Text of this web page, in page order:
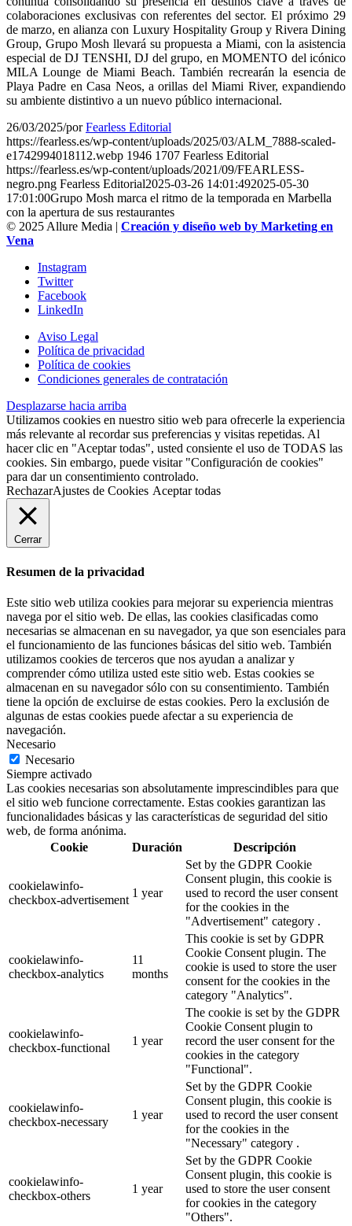
colaboraciones exclusivas con referentes del sector. El próximo 29
de marzo, en alianza con Luxury Hospitality Group y Rivera Dining
Group, Grupo Mosh llevará su propuesta a Miami, con la asistencia
especial de DJ TENSHI, DJ del grupo, en MOMENTO del icónico
MILA Lounge de Miami Beach. También recrearán la esencia de
Playa Padre en Casa Neos, a orillas del Miami River, expandiendo
su ambiente distintivo a un nuevo público internacional.
26/03/2025/porFearless Editorial
https://fearless.es/wp-content/uploads/2025/03/ALM_7888-scaled-
e1742994018112.webp 1946 1707 Fearless Editorial
https://fearless.es/wp-content/uploads/2021/09/FEARLESS-
negro.png Fearless Editorial2025-03-26 14:01:492025-05-30
17:01:00Grupo Mosh marca el ritmo de la temporada en Marbella
con la apertura de sus restaurantes
© 2025 Allure Media | Creación y diseño web by Marketing en
Vena
Instagram
Twitter
Facebook
LinkedIn
Aviso Legal
Política de privacidad
Política de cookies
Condiciones generales de contratación
Desplazarse hacia arriba
Utilizamos cookies en nuestro sitio web para ofrecerle la experiencia
más relevante al recordar sus preferencias y visitas repetidas. Al
hacer clic en "Aceptar todas", usted consiente el uso de TODAS las
cookies. Sin embargo, puede visitar "Configuración de cookies"
para dar un consentimiento controlado.
RechazarAjustes de Cookies Aceptar todas
Cerrar
Resumen de la privacidad
Este sitio web utiliza cookies para mejorar su experiencia mientras
navega por el sitio web. De ellas, las cookies clasificadas como
necesarias se almacenan en su navegador, ya que son esenciales para
el funcionamiento de las funciones básicas del sitio web. También
utilizamos cookies de terceros que nos ayudan a analizar y
comprender cómo utiliza usted este sitio web. Estas cookies se
almacenan en su navegador sólo con su consentimiento. También
tiene la opción de excluirse de estas cookies. Pero la exclusión de
algunas de estas cookies puede afectar a su experiencia de
navegación.
Necesario
Necesario
Siempre activado
Las cookies necesarias son absolutamente imprescindibles para que
el sitio web funcione correctamente. Estas cookies garantizan las
funcionalidades básicas y las características de seguridad del sitio
web, de forma anónima.
Cookie
Duración Descripción
cookielawinfo-
checkbox-advertisement
1 year
Set by the GDPR Cookie
Consent plugin, this cookie is
used to record the user consent
for the cookies in the
"Advertisement" category .
cookielawinfo-
checkbox-analytics
11
months
This cookie is set by GDPR
Cookie Consent plugin. The
cookie is used to store the user
consent for the cookies in the
category "Analytics".
cookielawinfo-
checkbox-functional
1 year
The cookie is set by the GDPR
Cookie Consent plugin to
record the user consent for the
cookies in the category
"Functional".
cookielawinfo-
checkbox-necessary
1 year
Set by the GDPR Cookie
Consent plugin, this cookie is
used to record the user consent
for the cookies in the
"Necessary" category .
cookielawinfo-
checkbox-others
1 year
Set by the GDPR Cookie
Consent plugin, this cookie is
used to store the user consent
for cookies in the category
"Others".